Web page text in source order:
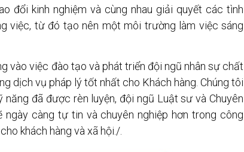
đổi kinh nghiệm và cùng nhau giải quyết các tình
việc, từ đó tạo nên một môi trường làm việc sáng
vào việc đào tạo và phát triển đội ngũ nhân sự chất
dịch vụ pháp lý tốt nhất cho Khách hàng. Chúng tôi
đã được rèn luyện, đội ngũ Luật sư và Chuyên
càng tự tin và chuyên nghiệp hơn trong công
khách hàng và xã hội./.